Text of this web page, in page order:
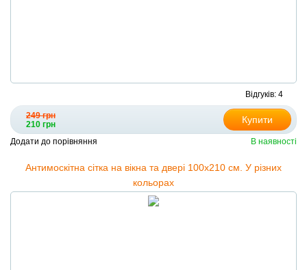
Відгуків: 4
249 грн
210 грн
Купити
Додати до порівняння В наявності
Антимоскітна сітка на вікна та двері 100х210 см. У різних
кольорах